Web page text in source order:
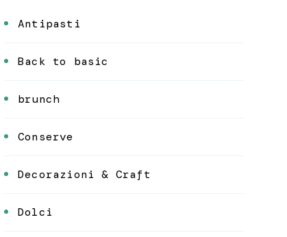
Antipasti
Back to basic
brunch
Conserve
Decorazioni & Craft
Dolci